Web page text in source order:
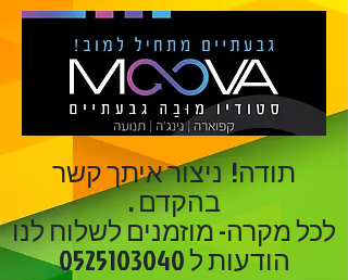
תודה! ניצור איתך קשר
בהקדם .
לכל מקרה- מוזמנים לשלוח לנו
הודעות ל 0525103040